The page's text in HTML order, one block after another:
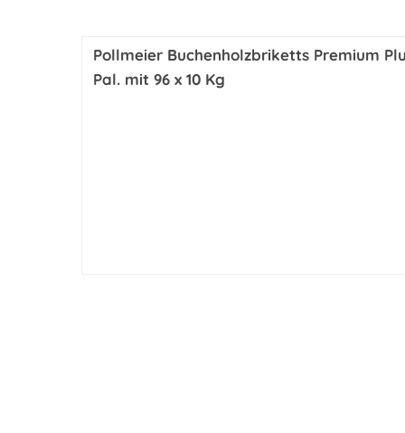
Pollmeier Buchenholzbriketts Premium
Pal. mit 96 x 10 Kg